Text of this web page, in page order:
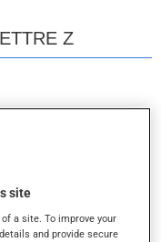
Z
site
a site. To improve your
and provide secure